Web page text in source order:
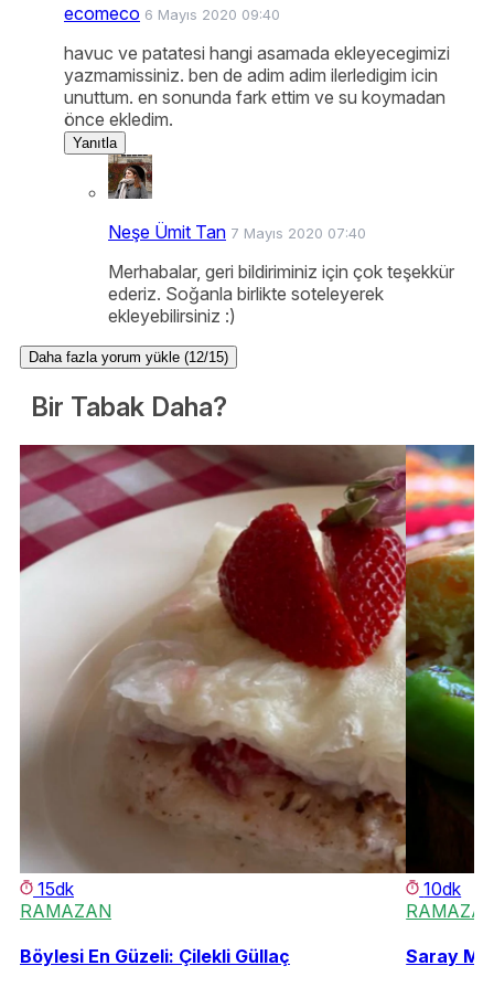
ecomeco 6 Mayıs 2020 09:40
havuc ve patatesi hangi asamada ekleyecegimizi
yazmamissiniz. ben de adim adim ilerledigim icin
unuttum. en sonunda fark ettim ve su koymadan
önce ekledim.
Yanıtla
Neşe Ümit Tan 7 Mayıs 2020 07:40
Merhabalar, geri bildiriminiz için çok teşekkür
ederiz. Soğanla birlikte soteleyerek
ekleyebilirsiniz :)
Daha fazla yorum yükle (12/15)
Bir Tabak Daha?
15dk
RAMAZAN
Böylesi En Güzeli: Çilekli Güllaç
10dk
Saray